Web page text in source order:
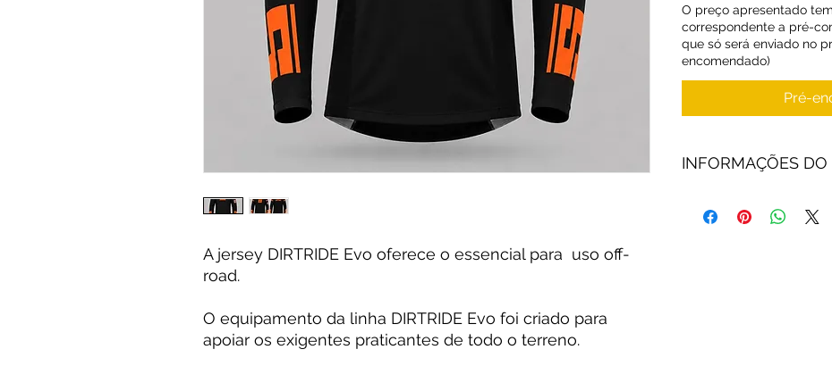
A jersey DIRTRIDE Evo oferece o essencial para uso off-
road.
O equipamento da linha DIRTRIDE Evo foi criado para
apoiar os exigentes praticantes de todo o terreno.
O preço apresentado
correspondente a pré-
que só será enviado no
encomendado)
Pré-
INFORMAÇÕES
leve e suave